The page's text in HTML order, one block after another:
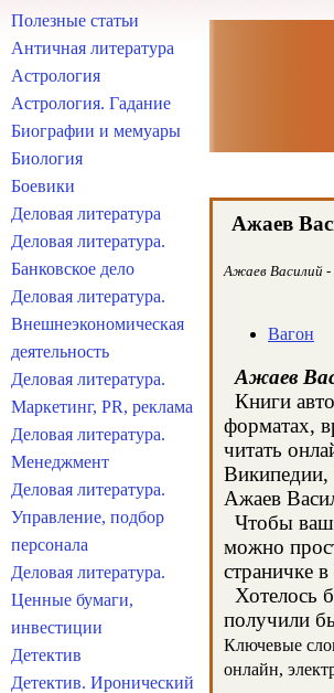
Ажаев
Ажаев Василий -
Вагон
Ажаев
Книги
форматах,
читать
Википедии,
Ажаев
Чтобы
можно
страничке
Хотелось
получили
Ключевые
онлайн,
Полезные статьи
Античная литература
Астрология
Астрология. Гадание
Биографии и мемуары
Биология
Боевики
Деловая литература
Деловая литература.
Банковское дело
Деловая литература.
Внешнеэкономическая
деятельность
Деловая литература.
Маркетинг, PR, реклама
Деловая литература.
Менеджмент
Деловая литература.
Управление, подбор
персонала
Деловая литература.
Ценные бумаги,
инвестиции
Детектив
Детектив. Иронический